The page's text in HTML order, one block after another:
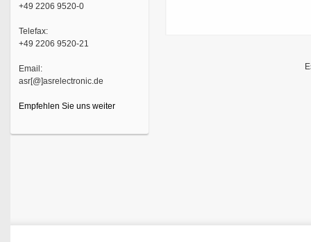
+49 2206 9520-0
Telefax:
+49 2206 9520-21
Email:
asr[@]asrelectronic.de
Empfehlen Sie uns weiter